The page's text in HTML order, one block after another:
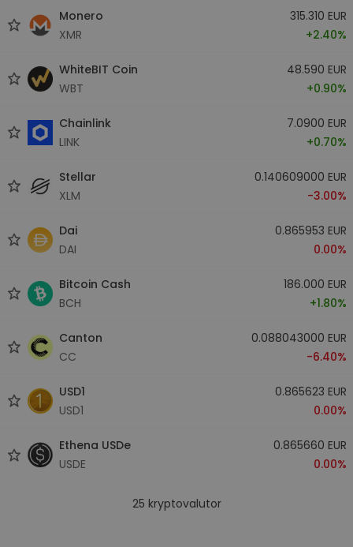
Monero
XMR
315.310 EUR
+2.40%
WhiteBIT Coin
WBT
48.590 EUR
+0.90%
Chainlink
LINK
7.0900 EUR
+0.70%
Stellar
XLM
0.140609000 EUR
-3.00%
Dai
DAI
0.865953 EUR
0.00%
Bitcoin Cash
BCH
186.000 EUR
+1.80%
Canton
CC
0.088043000 EUR
-6.40%
USD1
USD1
0.865623 EUR
0.00%
Ethena USDe
USDE
0.865660 EUR
0.00%
25 kryptovalutor